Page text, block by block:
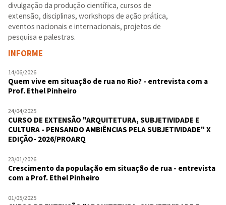
divulgação da produção científica, cursos de
extensão, disciplinas, workshops de ação prática,
eventos nacionais e internacionais, projetos de
pesquisa e palestras.
INFORME
14/06/2026
Quem vive em situação de rua no Rio? - entrevista com a
Prof. Ethel Pinheiro
24/04/2025
CURSO DE EXTENSÃO "ARQUITETURA, SUBJETIVIDADE E
CULTURA - PENSANDO AMBIÊNCIAS PELA SUBJETIVIDADE" X
EDIÇÃO- 2026/PROARQ
23/01/2026
Crescimento da população em situação de rua - entrevista
com a Prof. Ethel Pinheiro
01/05/2025